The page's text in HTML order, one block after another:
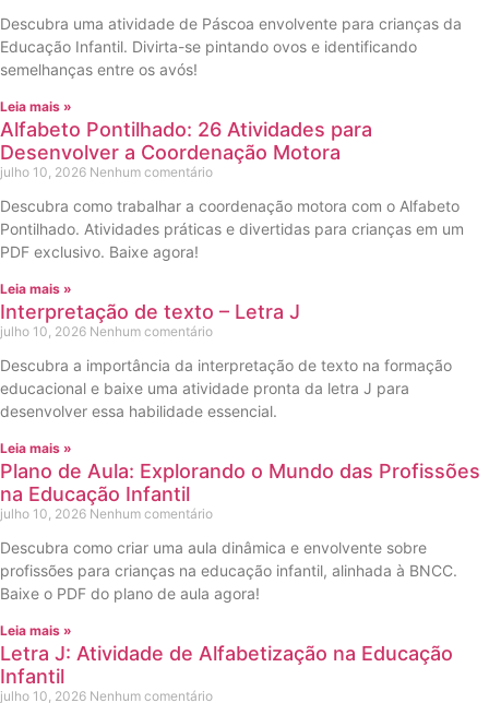
Descubra uma atividade de Páscoa envolvente para crianças da
Educação Infantil. Divirta-se pintando ovos e identificando
semelhanças entre os avós!
Leia mais »
Alfabeto Pontilhado: 26 Atividades para
Desenvolver a Coordenação Motora
julho 10, 2026 Nenhum comentário
Descubra como trabalhar a coordenação motora com o Alfabeto
Pontilhado. Atividades práticas e divertidas para crianças em um
PDF exclusivo. Baixe agora!
Leia mais »
Interpretação de texto – Letra J
julho 10, 2026 Nenhum comentário
Descubra a importância da interpretação de texto na formação
educacional e baixe uma atividade pronta da letra J para
desenvolver essa habilidade essencial.
Leia mais »
Plano de Aula: Explorando o Mundo das Profissões
na Educação Infantil
julho 10, 2026 Nenhum comentário
Descubra como criar uma aula dinâmica e envolvente sobre
profissões para crianças na educação infantil, alinhada à BNCC.
Baixe o PDF do plano de aula agora!
Leia mais »
Letra J: Atividade de Alfabetização na Educação
Infantil
julho 10, 2026 Nenhum comentário